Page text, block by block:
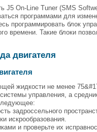
J5 On-Line Tuner (SMS
программами для
программировать блок
времени. Такие блоки
двигателя
жидкости не менее
управления, а
задроссельного
искрообразования.
и проверьте их